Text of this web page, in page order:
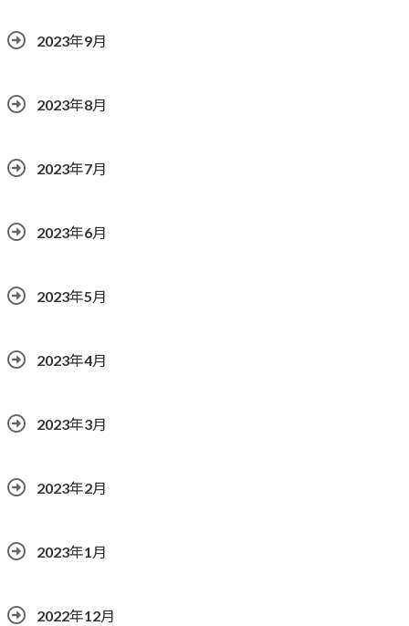
2023年9月
2023年8月
2023年7月
2023年6月
2023年5月
2023年4月
2023年3月
2023年2月
2023年1月
2022年12月